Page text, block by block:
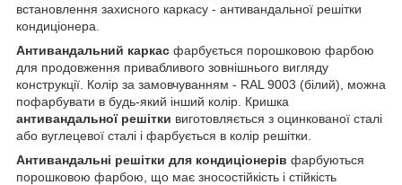
встановлення захисного каркасу - антивандальної решітки
кондиціонера.
Антивандальний каркас фарбується порошковою фарбою
для продовження привабливого зовнішнього вигляду
конструкції. Колір за замовчуванням - RAL 9003 (білий), можна
пофарбувати в будь-який інший колір. Кришка
антивандальної решітки виготовляється з оцинкованої сталі
або вуглецевої сталі і фарбується в колір решітки.
Антивандальні решітки для кондиціонерів фарбуються
порошковою фарбою, що має зносостійкість і стійкість